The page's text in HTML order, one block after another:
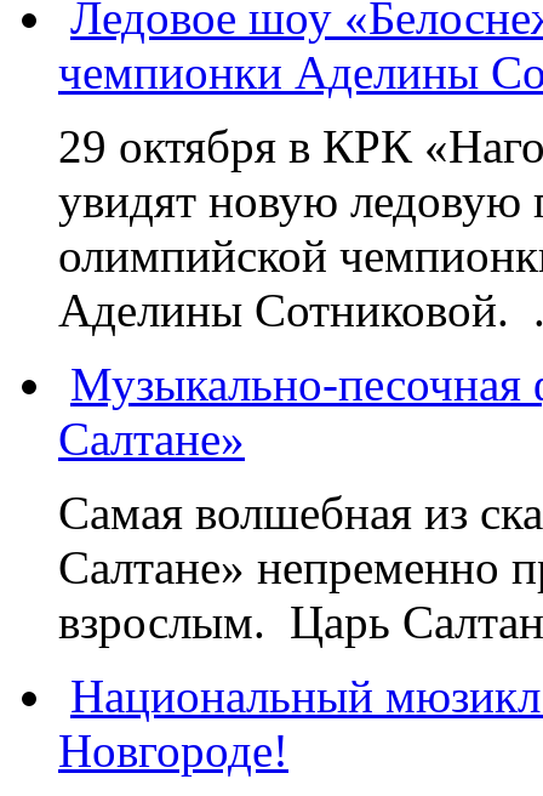
Ледовое шоу
чемпионки Аделины
29 октября в КРК
увидят новую ледовую
олимпийской
Аделины Сотниковой.
Музыкально-песочная
Салтане»
Самая волшебная из
Салтане» непременно
взрослым. Царь
Национальный
Новгороде!